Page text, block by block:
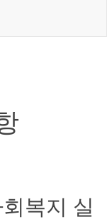
복지 실